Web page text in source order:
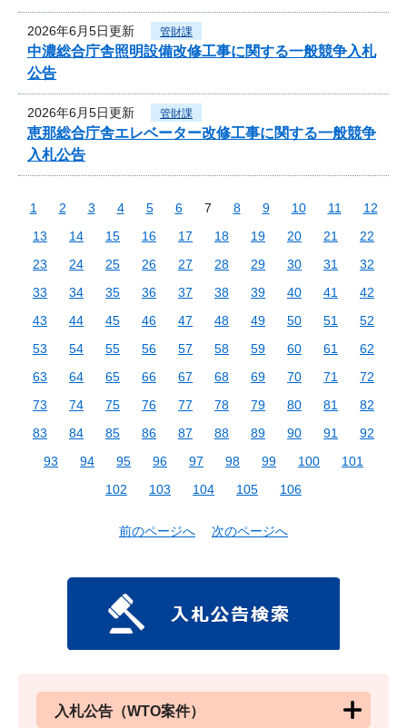
2026年6月5日更新 管財課
中濃総合庁舎照明設備改修工事に関する一般競争入札
公告
2026年6月5日更新 管財課
恵那総合庁舎エレベーター改修工事に関する一般競争
入札公告
1 2 3 4 5 6 7 8 9 10 11
12
13
14 15 16 17 18 19 20 21
22
23
24 25 26 27 28 29 30 31
32
33
34 35 36 37 38 39 40 41
42
43
44 45 46 47 48 49 50 51
52
53
54 55 56 57 58 59 60 61
62
63
64 65 66 67 68 69 70 71
72
73
74 75 76 77 78 79 80 81
82
83
84 85 86 87 88 89 90 91
92
93
94 95 96 97 98 99 100
101
102
103 104 105 106
前のページへ 次のページへ
入札公告（WTO案件）